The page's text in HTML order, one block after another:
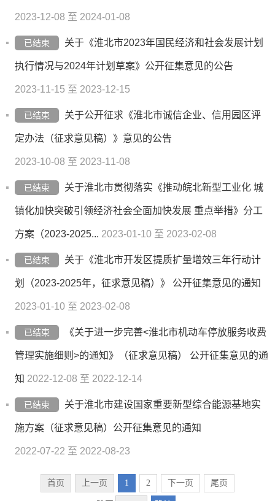
2023-12-08 至 2024-01-08
已结束 关于《淮北市2023年国民经济和社会发展计划
执行情况与2024年计划草案》公开征集意见的公告
2023-11-15 至 2023-12-15
已结束 关于公开征求《淮北市诚信企业、信用园区评
定办法（征求意见稿）》意见的公告
2023-10-08 至 2023-11-08
已结束 关于淮北市贯彻落实《推动皖北新型工业化 城
镇化加快突破引领经济社会全面加快发展 重点举措》分工
方案（2023-2025... 2023-01-10 至 2023-02-08
已结束 关于《淮北市开发区提质扩量增效三年行动计
划（2023-2025年，征求意见稿）》 公开征集意见的通知
2023-01-10 至 2023-02-08
已结束 《关于进一步完善<淮北市机动车停放服务收费
管理实施细则>的通知》（征求意见稿） 公开征集意见的通
知 2022-12-08 至 2022-12-14
已结束 关于淮北市建设国家重要新型综合能源基地实
施方案（征求意见稿）公开征集意见的通知
2022-07-22 至 2022-08-23
首页 上一页 1 2 下一页 尾页